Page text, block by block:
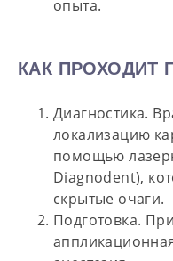
опыта.
КАК ПРОХОДИТ
Диагностика.
локализацию
помощью
Diagnodent),
скрытые очаги.
Подготовка.